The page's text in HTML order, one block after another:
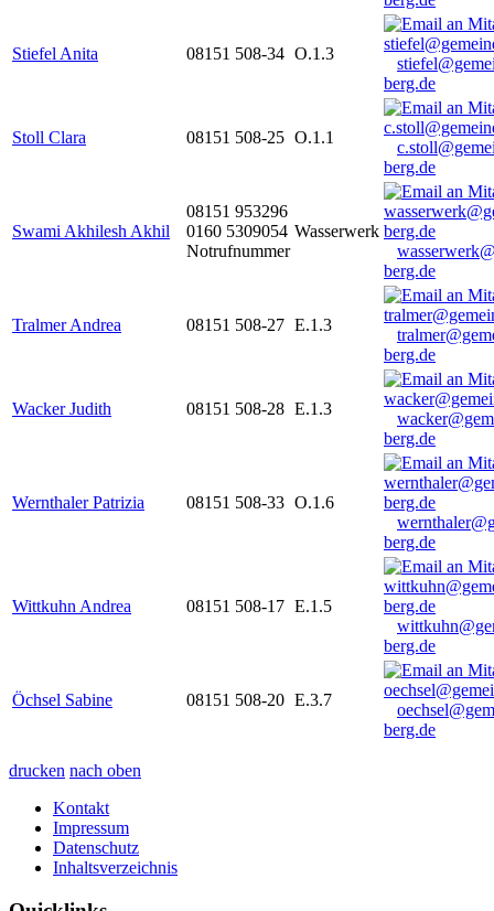
Stiefel Anita 08151 508-34 O.1.3
berg.de
Stoll Clara 08151 508-25 O.1.1
berg.de
Swami Akhilesh Akhil
08151 953296
0160 5309054
Notrufnummer
Wasserwerk
berg.de
Tralmer Andrea 08151 508-27 E.1.3
berg.de
Wacker Judith 08151 508-28 E.1.3
berg.de
Wernthaler Patrizia 08151 508-33 O.1.6
berg.de
Wittkuhn Andrea 08151 508-17 E.1.5
berg.de
Öchsel Sabine 08151 508-20 E.3.7
berg.de
drucken nach oben
Kontakt
Impressum
Datenschutz
Inhaltsverzeichnis